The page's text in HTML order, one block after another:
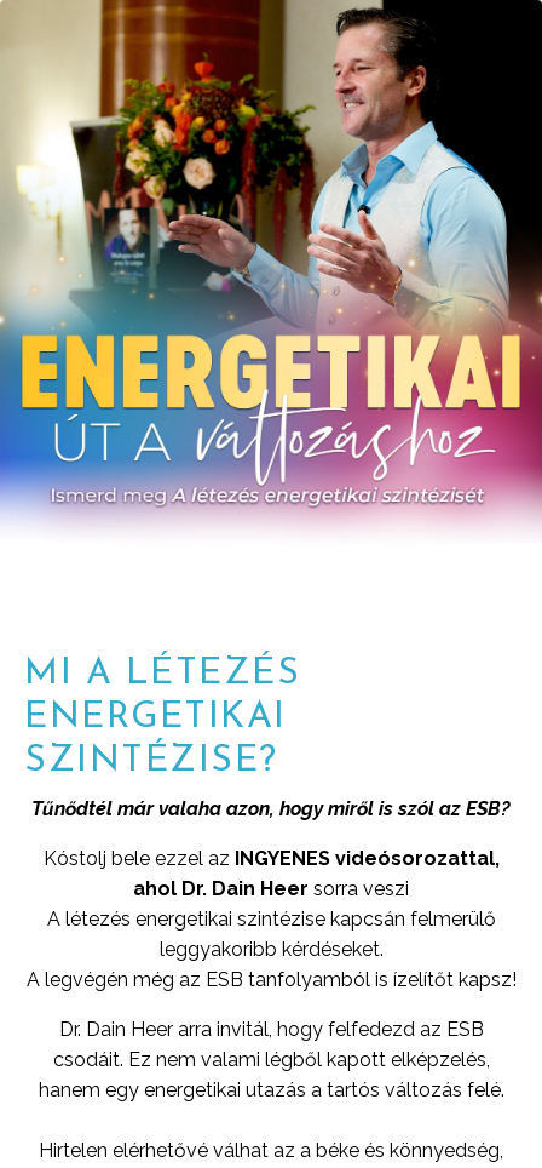
MI A LÉTEZÉS
ENERGETIKAI
SZINTÉZISE?
Tűnődtél már valaha azon, hogy miről is szól az ESB?
Kóstolj bele ezzel az
INGYENES videósorozattal,
ahol Dr. Dain Heer sorra veszi
A létezés energetikai szintézise kapcsán felmerülő
leggyakoribb kérdéseket.
A legvégén még az ESB tanfolyamból is ízelítőt kapsz!
Dr. Dain Heer arra invitál, hogy felfedezd az ESB
csodáit. Ez nem valami légből kapott elképzelés,
hanem egy energetikai utazás a tartós változás felé.
Hirtelen elérhetővé válhat az a béke és könnyedség,